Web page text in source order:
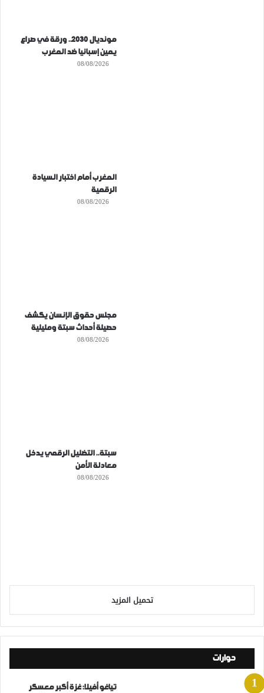
مونديال 2030.. ورقة في صراع
يمين إسبانيا ضد المغرب
08/08/2026
المغرب أمام اختبار السيادة
الرقمية
08/08/2026
مجلس حقوق الإنسان يكشف
حصيلة أحداث سبتة ومليلية
08/08/2026
سبتة.. التضليل الرقمي يدخل
معادلة الأمن
08/08/2026
تحميل المزيد
حوارات
تياغو أفيلا: غزة أكبر معسكر